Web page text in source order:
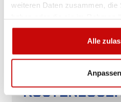
weiteren Daten zusammen, die
gesammelt haben.
Alle
Anpassen
85mm LLDPE